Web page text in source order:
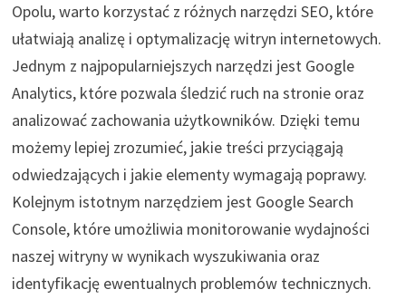
Opolu, warto korzystać z różnych narzędzi SEO, które
ułatwiają analizę i optymalizację witryn internetowych.
Jednym z najpopularniejszych narzędzi jest Google
Analytics, które pozwala śledzić ruch na stronie oraz
analizować zachowania użytkowników. Dzięki temu
możemy lepiej zrozumieć, jakie treści przyciągają
odwiedzających i jakie elementy wymagają poprawy.
Kolejnym istotnym narzędziem jest Google Search
Console, które umożliwia monitorowanie wydajności
naszej witryny w wynikach wyszukiwania oraz
identyfikację ewentualnych problemów technicznych.